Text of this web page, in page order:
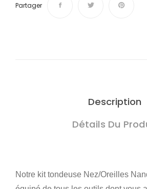
Partager
Description
Détails Du
Notre kit tondeuse Nez/Oreilles